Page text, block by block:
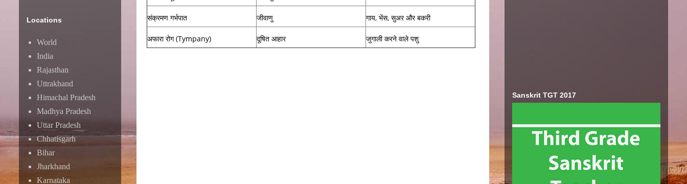
संक्रमण गर्भपात जीवाणु गाय, भेंस, सुअर और बकरी
अफारा रोग (Tympany) दूषित आहार जुगाली करने वाले पशु
Locations
World
India
Rajasthan
Uttrakhand
Himachal Pradesh
Madhya Pradesh
Uttar Pradesh
Chhatisgarh
Bihar
Jharkhand
Karnataka
Sanskrit TGT 2017